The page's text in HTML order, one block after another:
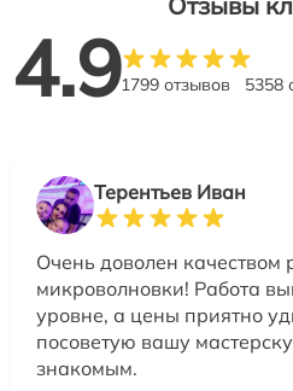
4.91799 отзывов 5358
Терентьев Иван
Очень доволен качеством
микроволновки! Работа
уровне, а цены приятно
посоветую вашу
знакомым.